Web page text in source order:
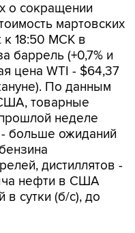
о сокращении
мартовских
18:50 МСК в
баррель (+0,7% и
цена WTI - $64,37
По данным
товарные
неделе
больше ожиданий
дистиллятов -
нефти в США
в сутки (б/с), до